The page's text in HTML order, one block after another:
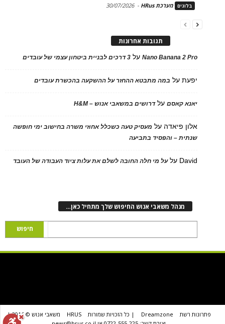
בלוגים מערכת HRus -
30/07/2026
תגובות אחרונות
Nano Banana 2 Proעל 3 דרכים לבניית ביטחון עצמי של עובדים
יפעתעל במה מתבטא ההחזר על ההשקעה בהכשרת עובדים
יאנא קאסםעלדרושים במשאבי אנוש – H&M
אלון פיאדה על מעסיק טעה כשכלל אחוזי משרה בחישוב ימי חופשה
שנתית – והפסיד בתביעה
David עלעל מי חלה החובה לשלם את עלות ציוד העבודה של העובד
מנהל משאבי אנוש החיפוש שלך מתחיל כאן…
פתרונות רשת Dreamzone | כל הזכויות שמורות HRUS
משאבי אנוש © 2016 |